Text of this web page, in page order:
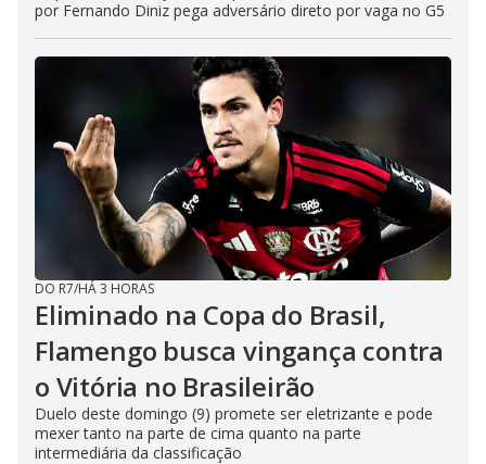
por Fernando Diniz pega adversário direto por vaga no G5
DO R7/HÁ 3 HORAS
Eliminado na Copa do Brasil,
Flamengo busca vingança contra
o Vitória no Brasileirão
Duelo deste domingo (9) promete ser eletrizante e pode
mexer tanto na parte de cima quanto na parte
intermediária da classificação